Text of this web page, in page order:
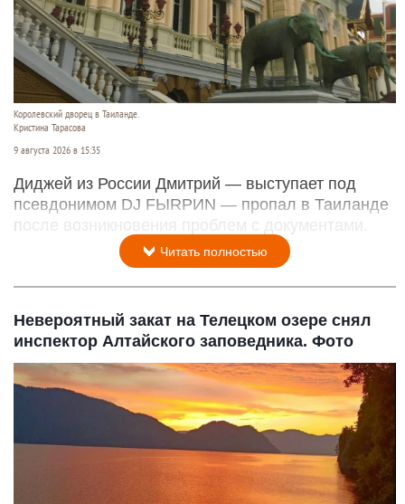
Королевский дворец в Таиланде.
Кристина Тарасова
9 августа 2026 в 15:35
Диджей из России Дмитрий — выступает под
псевдонимом DJ FЫRРИN — пропал в Таиланде
после возникновения проблем с документами.
Читать полностью
Невероятный закат на Телецком озере снял
инспектор Алтайского заповедника. Фото